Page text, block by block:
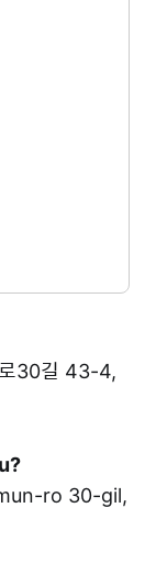
30길 43-4,
ro 30-gil,